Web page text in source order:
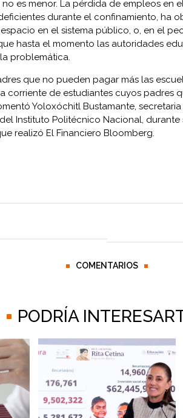
es menor. La pérdida de empleos en
durante el confinamiento, ha
en el sistema público, o, en el
hasta el momento las autoridades
problemática.
que no pueden pagar más las
corriente de estudiantes cuyos padres
Yoloxóchitl Bustamante,
Instituto Politécnico Nacional, durante
realizó El Financiero Bloomberg.
COMENTARIOS
PODRÍA